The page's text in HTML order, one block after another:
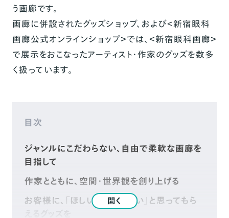
う画廊です。
画廊に併設されたグッズショップ、および＜新宿眼科
画廊公式オンラインショップ＞では、＜新宿眼科画廊＞
で展示をおこなったアーティスト・作家のグッズを数多
く扱っています。
目次
ジャンルにこだわらない、自由で柔軟な画廊を
目指して
作家とともに、空間・世界観を創り上げる
お客様に、「ほしい」「おもしろい」と思ってもら
開く